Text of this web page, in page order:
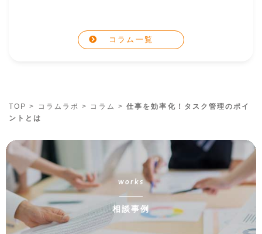
コラム一覧
TOP > コラムラボ > コラム >仕事を効率化！タスク管理のポイ
ントとは
works
相談事例